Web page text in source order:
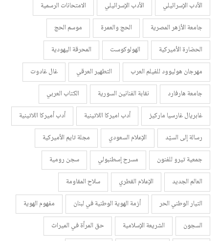
الأدب الإسرائيلي
الأدب الإسرائيلي
الامتحانات الرسمية
جامعة الأزهر المصرية
الحج والعمرة
موسم الحج
الحضارة الأميركية
الهولوكوست
المحرقة اليهودية
مهرجان هوليوود للفيلم العرب
التطهير العرقي
غال غادوت
جامعة هارفارد
نقابة الفنانين السورية
الكتاب العربي
غابريال غارسيا ماركيز
أدب اميركا اللاتينية
أدب أميركا اللاتينية
رسالة إلى السيّد
الإعلام السعودي
مجلة تايم الأميركية
جمعية تيرو للفنون
مسرح إسطنبولي
سجن رومية
العالم الجديد
الإعلام القطري
سلاح المقاومة
التيار الوطني الحر
أزمة الهوية الوطنية في لبنان
مفهوم الهوية
السجون
الشريعة الإسلامية
حق المرأة في الميراث